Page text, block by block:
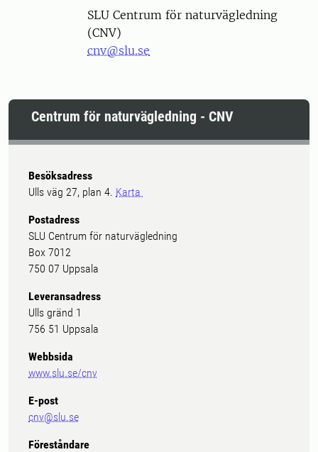
SLU Centrum för naturvägledning
(CNV)
cnv@slu.se
Centrum för naturvägledning - CNV
Besöksadress
Ulls väg 27, plan 4. Karta
Postadress
SLU Centrum för naturvägledning
Box 7012
750 07 Uppsala
Leveransadress
Ulls gränd 1
756 51 Uppsala
Webbsida
www.slu.se/cnv
E-post
cnv@slu.se
Föreståndare